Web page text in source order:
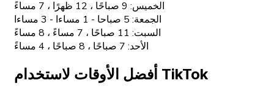
الخميس: 9 صباحًا ، 12 ظهرًا ، 7 مساءً
الجمعة: 5 صباحا - 1 مساءا - 3 مساءا
السبت: 11 صباحًا ، 7 مساءً ، 8 مساءً
الأحد: 7 صباحًا ، 8 صباحًا ، 4 مساءً
أفضل الأوقات لاستخدام TikTok